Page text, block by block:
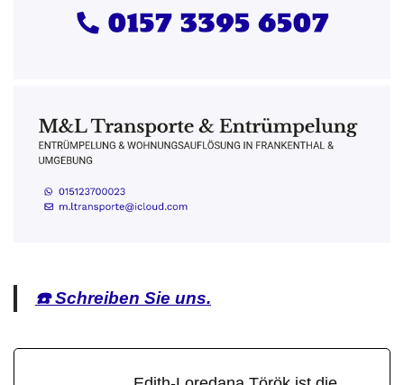
☎️ Schreiben Sie uns.